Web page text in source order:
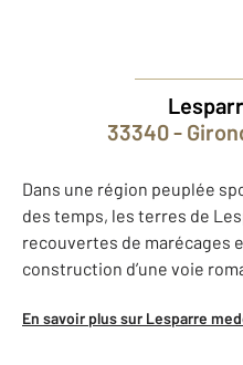
33340 -
Dans une région peuplée
des temps, les terres de
recouvertes de marécages
construction d’une voie
En savoir plus sur Lesparre